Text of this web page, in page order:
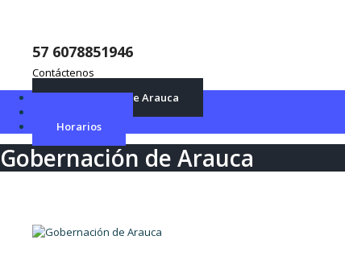
57 6078851946
Contáctenos
Gobernación de Arauca
Horarios
Gobernación de Arauca